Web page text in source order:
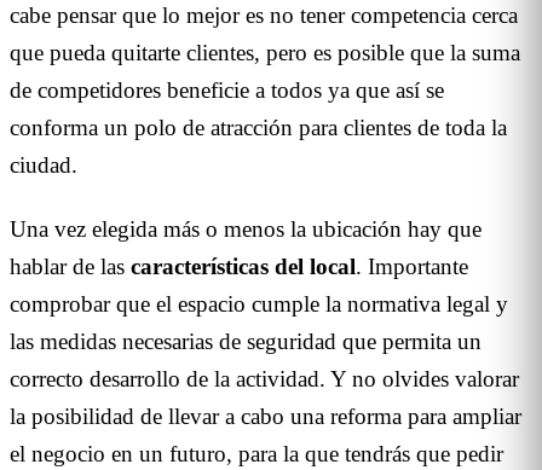
cabe pensar que lo mejor es no tener competencia cerca
que pueda quitarte clientes, pero es posible que la suma
de competidores beneficie a todos ya que así se
conforma un polo de atracción para clientes de toda la
ciudad.
Una vez elegida más o menos la ubicación hay que
hablar de las características del local. Importante
comprobar que el espacio cumple la normativa legal y
las medidas necesarias de seguridad que permita un
correcto desarrollo de la actividad. Y no olvides valorar
la posibilidad de llevar a cabo una reforma para ampliar
el negocio en un futuro, para la que tendrás que pedir